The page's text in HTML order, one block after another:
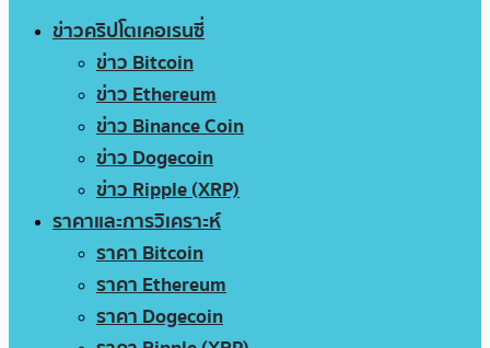
ข่าวคริปโตเคอเรนซี่
ข่าว Bitcoin
ข่าว Ethereum
ข่าว Binance Coin
ข่าว Dogecoin
ข่าว Ripple (XRP)
ราคาและการวิเคราะห์
ราคา Bitcoin
ราคา Ethereum
ราคา Dogecoin